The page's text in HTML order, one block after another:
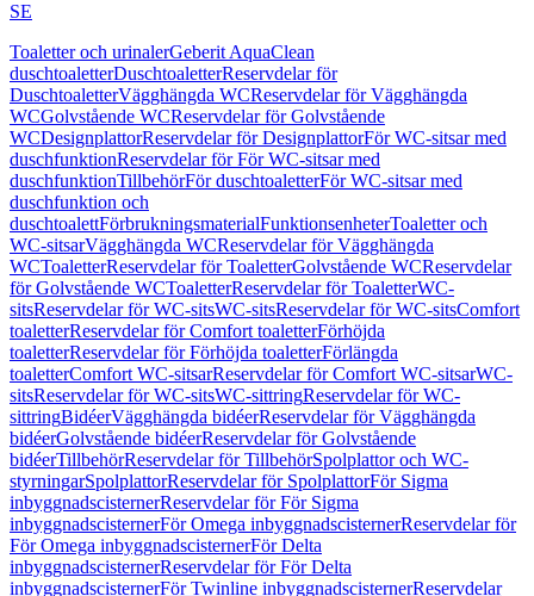
SE
Toaletter och urinalerGeberit AquaClean
duschtoaletterDuschtoaletterReservdelar för
DuschtoaletterVägghängda WCReservdelar för Vägghängda
WCGolvstående WCReservdelar för Golvstående
WCDesignplattorReservdelar för DesignplattorFör WC-sitsar med
duschfunktionReservdelar för För WC-sitsar med
duschfunktionTillbehörFör duschtoaletterFör WC-sitsar med
duschfunktion och
duschtoalettFörbrukningsmaterialFunktionsenheterToaletter och
WC-sitsarVägghängda WCReservdelar för Vägghängda
WCToaletterReservdelar för ToaletterGolvstående WCReservdelar
för Golvstående WCToaletterReservdelar för ToaletterWC-
sitsReservdelar för WC-sitsWC-sitsReservdelar för WC-sitsComfort
toaletterReservdelar för Comfort toaletterFörhöjda
toaletterReservdelar för Förhöjda toaletterFörlängda
toaletterComfort WC-sitsarReservdelar för Comfort WC-sitsarWC-
sitsReservdelar för WC-sitsWC-sittringReservdelar för WC-
sittringBidéerVägghängda bidéerReservdelar för Vägghängda
bidéerGolvstående bidéerReservdelar för Golvstående
bidéerTillbehörReservdelar för TillbehörSpolplattor och WC-
styrningarSpolplattorReservdelar för SpolplattorFör Sigma
inbyggnadscisternerReservdelar för För Sigma
inbyggnadscisternerFör Omega inbyggnadscisternerReservdelar för
För Omega inbyggnadscisternerFör Delta
inbyggnadscisternerReservdelar för För Delta
inbyggnadscisternerFör Twinline inbyggnadscisternerReservdelar